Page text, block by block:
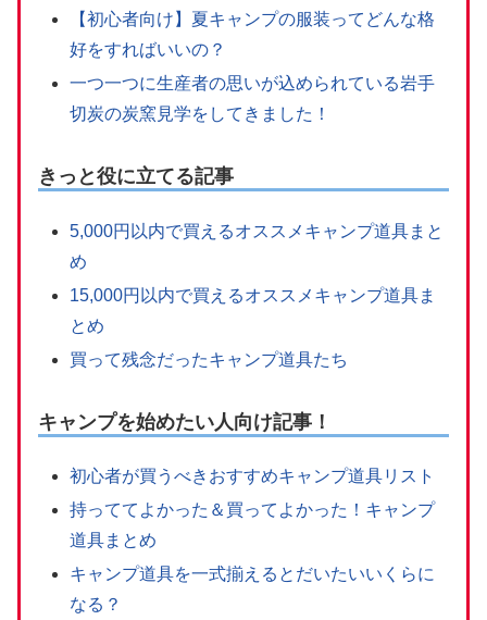
【初心者向け】夏キャンプの服装ってどんな格
好をすればいいの？
一つ一つに生産者の思いが込められている岩手
切炭の炭窯見学をしてきました！
きっと役に立てる記事
5,000円以内で買えるオススメキャンプ道具まと
め
15,000円以内で買えるオススメキャンプ道具ま
とめ
買って残念だったキャンプ道具たち
キャンプを始めたい人向け記事！
初心者が買うべきおすすめキャンプ道具リスト
持っててよかった＆買ってよかった！キャンプ
道具まとめ
キャンプ道具を一式揃えるとだいたいいくらに
なる？